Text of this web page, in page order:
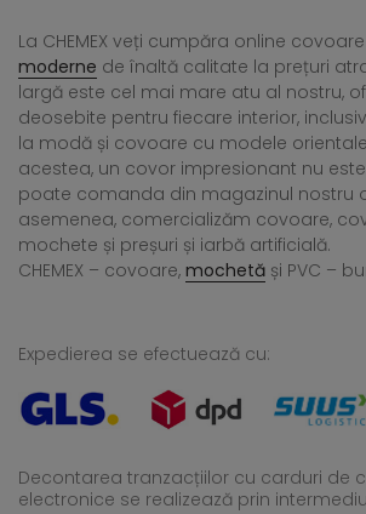
La CHEMEX veți cumpăra online
moderne de înaltă calitate la prețuri
largă este cel mai mare atu al nostru,
deosebite pentru fiecare interior, inclusiv
la modă și covoare cu modele
acestea, un covor impresionant nu
poate comanda din magazinul nostru
asemenea, comercializăm covoare,
mochete și preșuri și iarbă artificială.
CHEMEX – covoare, mochetă și PVC –
Expedierea se efectuează cu:
Decontarea tranzacțiilor cu carduri de
electronice se realizează prin